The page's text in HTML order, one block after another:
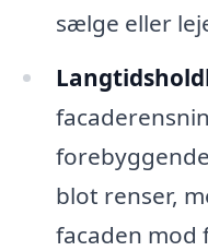
sælge eller
blot renser,
facaden mod